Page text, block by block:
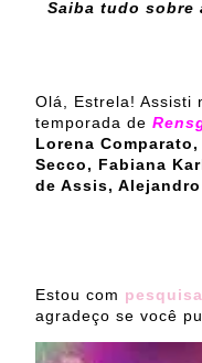
Saiba tudo sobre
Olá, Estrela! Assisti
temporada de
Lorena
Secco, Fabiana
de Assis,
Estou com
agradeço se você